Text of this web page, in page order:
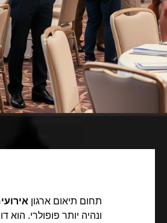
תחום תיאום ארגון
ונהיה יותר פופולרי. הוא